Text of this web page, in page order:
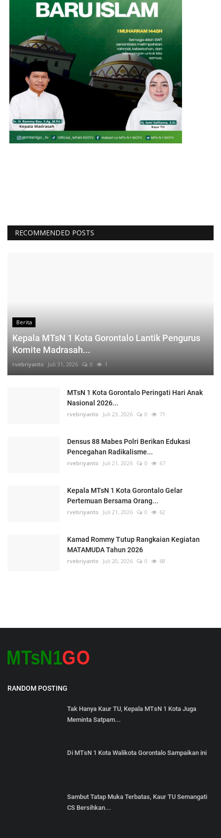
RECOMMENDED POSTS
Berita
Kepala MTsN 1 Kota Gorontalo Lantik Pengurus
Komite Madrasah...
rvebriyanto Juli 31, 2026 0 1
MTsN 1 Kota Gorontalo Peringati Hari Anak
Nasional 2026...
rvebriyanto Juli 23, 2026 0 71
Densus 88 Mabes Polri Berikan Edukasi
Pencegahan Radikalisme...
rvebriyanto Juli 21, 2026 0 67
Kepala MTsN 1 Kota Gorontalo Gelar
Pertemuan Bersama Orang...
rvebriyanto Juli 21, 2026 0 62
Kamad Rommy Tutup Rangkaian Kegiatan
MATAMUDA Tahun 2026
rvebriyanto Juli 20, 2026 0 68
RANDOM POSTING
Tak Hanya Kaur TU, Kepala MTsN 1 Kota Juga
Meminta Satpam...
Di MTsN 1 Kota Walikota Gorontalo Sampaikan ini
Sambut Tatap Muka Terbatas, Kaur TU Semangati
CS Bersihkan...